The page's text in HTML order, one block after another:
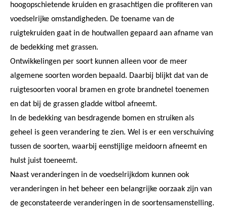
hoogopschietende kruiden en grasachtigen die profiteren van
voedselrijke omstandigheden. De toename van de
ruigtekruiden gaat in de houtwallen gepaard aan afname van
de bedekking met grassen.
Ontwikkelingen per soort kunnen alleen voor de meer
algemene soorten worden bepaald. Daarbij blijkt dat van de
ruigtesoorten vooral bramen en grote brandnetel toenemen
en dat bij de grassen gladde witbol afneemt.
In de bedekking van besdragende bomen en struiken als
geheel is geen verandering te zien. Wel is er een verschuiving
tussen de soorten, waarbij eenstijlige meidoorn afneemt en
hulst juist toeneemt.
Naast veranderingen in de voedselrijkdom kunnen ook
veranderingen in het beheer een belangrijke oorzaak zijn van
de geconstateerde veranderingen in de soortensamenstelling.